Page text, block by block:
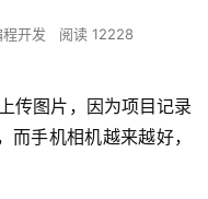
程开发 阅读 12228
传图片，因为项目记录
手机相机越来越好，